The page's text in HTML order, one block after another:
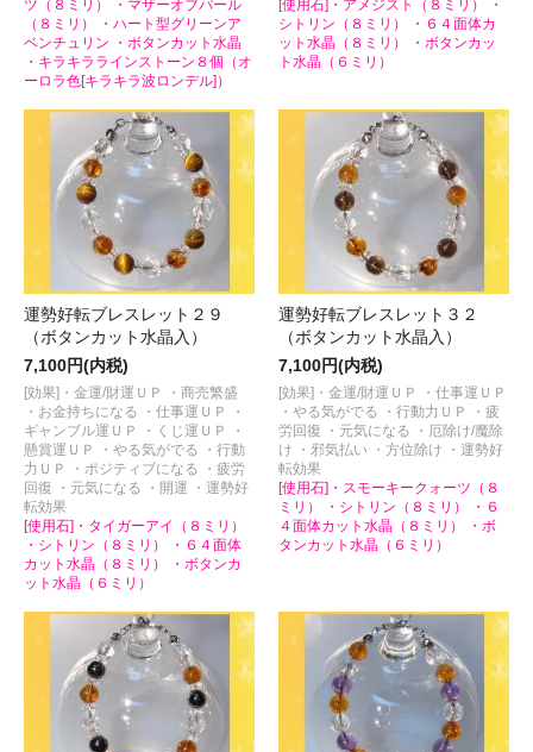
ツ（８ミリ） ・マザーオブパール
（８ミリ） ・ハート型グリーンア
ベンチュリン ・ボタンカット水晶
・キラキララインストーン８個（オ
ーロラ色[キラキラ波ロンデル]）
[使用石]・アメジスト（８ミリ） ・
シトリン（８ミリ） ・６４面体カ
ット水晶（８ミリ） ・ボタンカッ
ト水晶（６ミリ）
運勢好転ブレスレット２９
（ボタンカット水晶入）
7,100円(内税)
[効果]・金運/財運ＵＰ ・商売繁盛
・お金持ちになる ・仕事運ＵＰ ・
ギャンブル運ＵＰ ・くじ運ＵＰ ・
懸賞運ＵＰ ・やる気がでる ・行動
力ＵＰ ・ポジティブになる ・疲労
回復 ・元気になる ・開運 ・運勢好
転効果
[使用石]・タイガーアイ（８ミリ）
・シトリン（８ミリ） ・６４面体
カット水晶（８ミリ） ・ボタンカ
ット水晶（６ミリ）
運勢好転ブレスレット３２
（ボタンカット水晶入）
7,100円(内税)
[効果]・金運/財運ＵＰ ・仕事運ＵＰ
・やる気がでる ・行動力ＵＰ ・疲
労回復 ・元気になる ・厄除け/魔除
け ・邪気払い ・方位除け ・運勢好
転効果
[使用石]・スモーキークォーツ（８
ミリ） ・シトリン（８ミリ） ・６
４面体カット水晶（８ミリ） ・ボ
タンカット水晶（６ミリ）